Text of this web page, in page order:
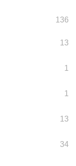
136
13
1
1
13
34